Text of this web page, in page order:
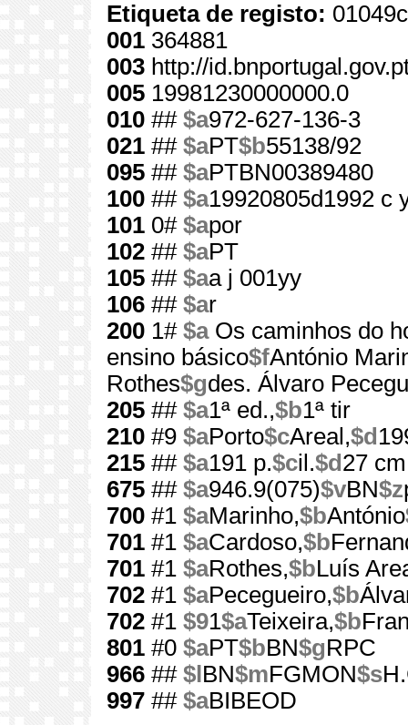
Etiqueta de registo:
001 364881
003 http://
005 19981230000000.0
010 ## $a972-627-136-3
021 ## $aPT$b55138/92
095 ## $aPTBN00389480
100 ## $a19920805d1992 c
101 0# $apor
102 ## $aPT
105 ## $aa j 001yy
106 ## $ar
200 1# $aOs caminhos do
ensino básico$fAntónio
Rothes$gdes. Álvaro
205 ## $a1ª ed.,$b1ª tir
210 #9 $aPorto$cAreal,$d
215 ## $a191 p.$cil.$d 27 cm
675 ## $a946.9(075)$vBN$z
700 #1 $aMarinho,$bAntónio
701 #1 $aCardoso,$b
701 #1 $aRothes,$bLuís
702 #1 $aPecegueiro,$b
702 #1 $91$aTeixeira,$b
801 #0 $aPT$bBN$gRPC
966 ## $l BN$mFGMON$s
997 ## $aBIBEOD